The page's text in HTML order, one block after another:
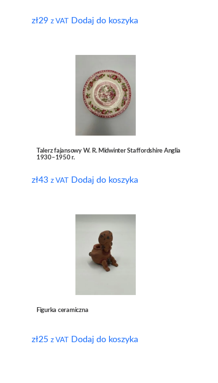
zł29 z VAT Dodaj do koszyka
Talerz fajansowy W. R. Midwinter Staffordshire Anglia
1930–1950 r.
zł43 z VAT Dodaj do koszyka
Figurka ceramiczna
zł25 z VAT Dodaj do koszyka